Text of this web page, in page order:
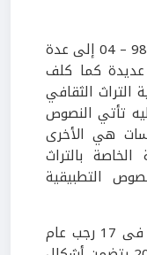
يحيلنا قانون حماية التراث الثقافي 98 – 04 إلى عدة
عديدة كما كلف
الثقافي
تأتي النصوص
هي الأخرى
الخاصة بالتراث
التطبيقية
مرسوم تنفيذي رقم 03-311 مؤرخ فى 17 رجب عام